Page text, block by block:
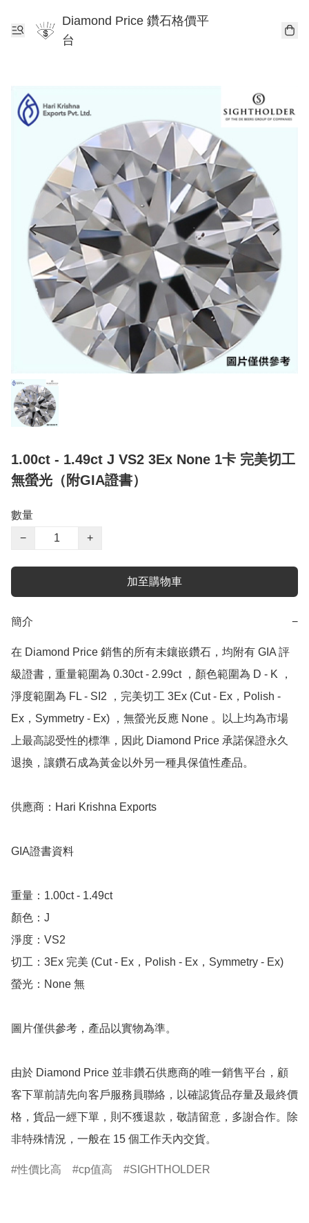
Diamond Price 鑽石格價平
台
1.00ct - 1.49ct J VS2 3Ex None 1卡 完美切工
無螢光（附GIA證書）
數量
−
+
加至購物車
簡介 −
在 Diamond Price 銷售的所有未鑲嵌鑽石，均附有 GIA 評
級證書，重量範圍為 0.30ct - 2.99ct ，顏色範圍為 D - K ，
淨度範圍為 FL - SI2 ，完美切工 3Ex (Cut - Ex，Polish -
Ex，Symmetry - Ex) ，無螢光反應 None 。以上均為市場
上最高認受性的標準，因此 Diamond Price 承諾保證永久
退換，讓鑽石成為黃金以外另一種具保值性產品。
供應商：Hari Krishna Exports
GIA證書資料
重量：1.00ct - 1.49ct
顏色：J
淨度：VS2
切工：3Ex 完美 (Cut - Ex，Polish - Ex，Symmetry - Ex)
螢光：None 無
圖片僅供參考，產品以實物為準。
由於 Diamond Price 並非鑽石供應商的唯一銷售平台，顧
客下單前請先向客戶服務員聯絡，以確認貨品存量及最終價
格，貨品一經下單，則不獲退款，敬請留意，多謝合作。除
非特殊情況，一般在 15 個工作天內交貨。
性價比高 cp值高 SIGHTHOLDER